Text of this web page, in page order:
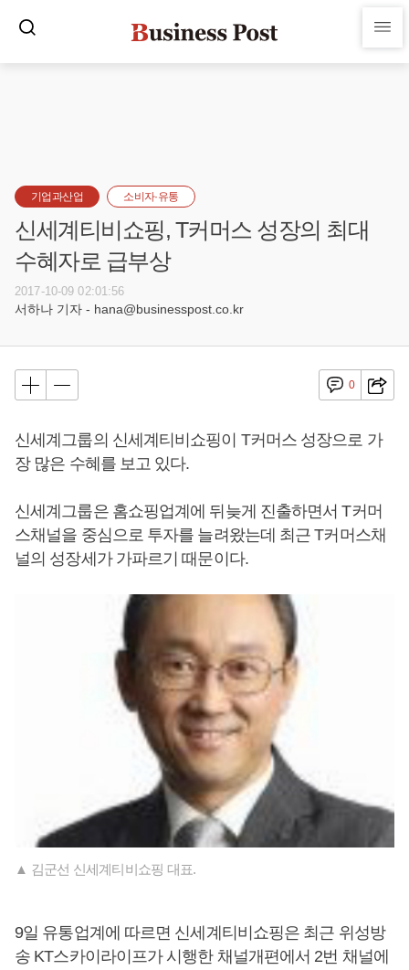
기업과산업 소비자·유통
신세계티비쇼핑, T커머스 성장의 최대
수혜자로 급부상
2017-10-09 02:01:56
서하나 기자 - hana@businesspost.co.kr
0
신세계그룹의 신세계티비쇼핑이 T커머스 성장으로 가
장 많은 수혜를 보고 있다.
신세계그룹은 홈쇼핑업계에 뒤늦게 진출하면서 T커머
스채널을 중심으로 투자를 늘려왔는데 최근 T커머스채
널의 성장세가 가파르기 때문이다.
▲ 김군선 신세계티비쇼핑 대표.
9일 유통업계에 따르면 신세계티비쇼핑은 최근 위성방
송 KT스카이라이프가 시행한 채널개편에서 2번 채널에